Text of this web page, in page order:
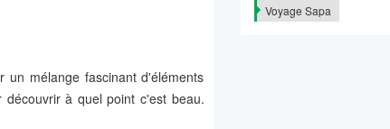
un mélange fascinant d'éléments
à quel point c'est beau.
Voyage Sapa